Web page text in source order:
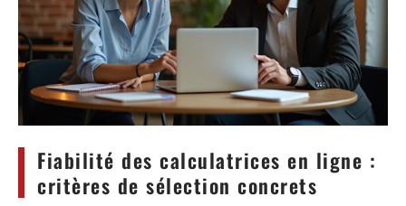
Fiabilité des calculatrices en ligne :
critères de sélection concrets